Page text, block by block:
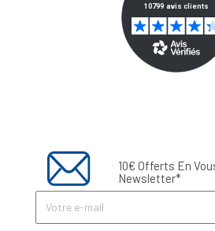
10€ Offerts En
Newsletter*